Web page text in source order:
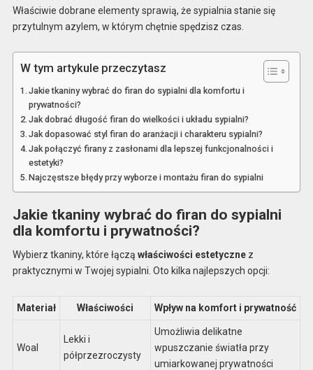
Właściwie dobrane elementy sprawią, że sypialnia stanie się
przytulnym azylem, w którym chętnie spędzisz czas.
W tym artykule przeczytasz
Jakie tkaniny wybrać do firan do sypialni dla komfortu i
prywatności?
Jak dobrać długość firan do wielkości i układu sypialni?
Jak dopasować styl firan do aranżacji i charakteru sypialni?
Jak połączyć firany z zasłonami dla lepszej funkcjonalności i
estetyki?
Najczęstsze błędy przy wyborze i montażu firan do sypialni
Jakie tkaniny wybrać do firan do sypialni
dla komfortu i prywatności?
Wybierz tkaniny, które łączą właściwości estetycznez
praktycznymi w Twojej sypialni. Oto kilka najlepszych opcji:
Materiał Właściwości Wpływ na komfort i prywatność
Woal
Lekki i
półprzezroczysty
Umożliwia delikatne
wpuszczanie światła przy
umiarkowanej prywatności